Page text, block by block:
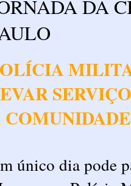
DA
único dia pode